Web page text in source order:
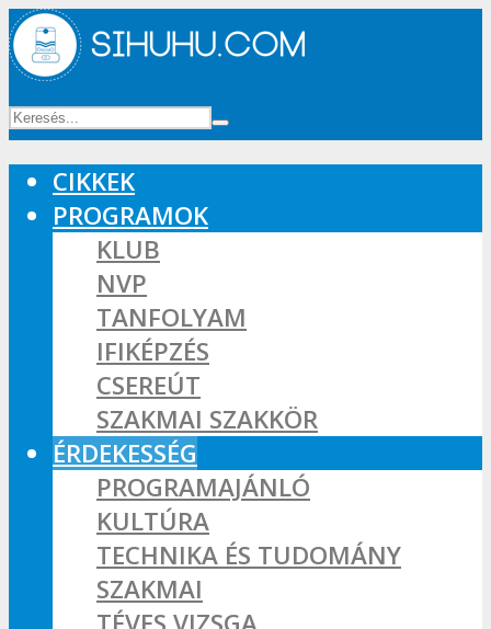
CIKKEK
PROGRAMOK
KLUB
NVP
TANFOLYAM
IFIKÉPZÉS
CSEREÚT
SZAKMAI SZAKKÖR
ÉRDEKESSÉG
PROGRAMAJÁNLÓ
KULTÚRA
TECHNIKA ÉS TUDOMÁNY
SZAKMAI